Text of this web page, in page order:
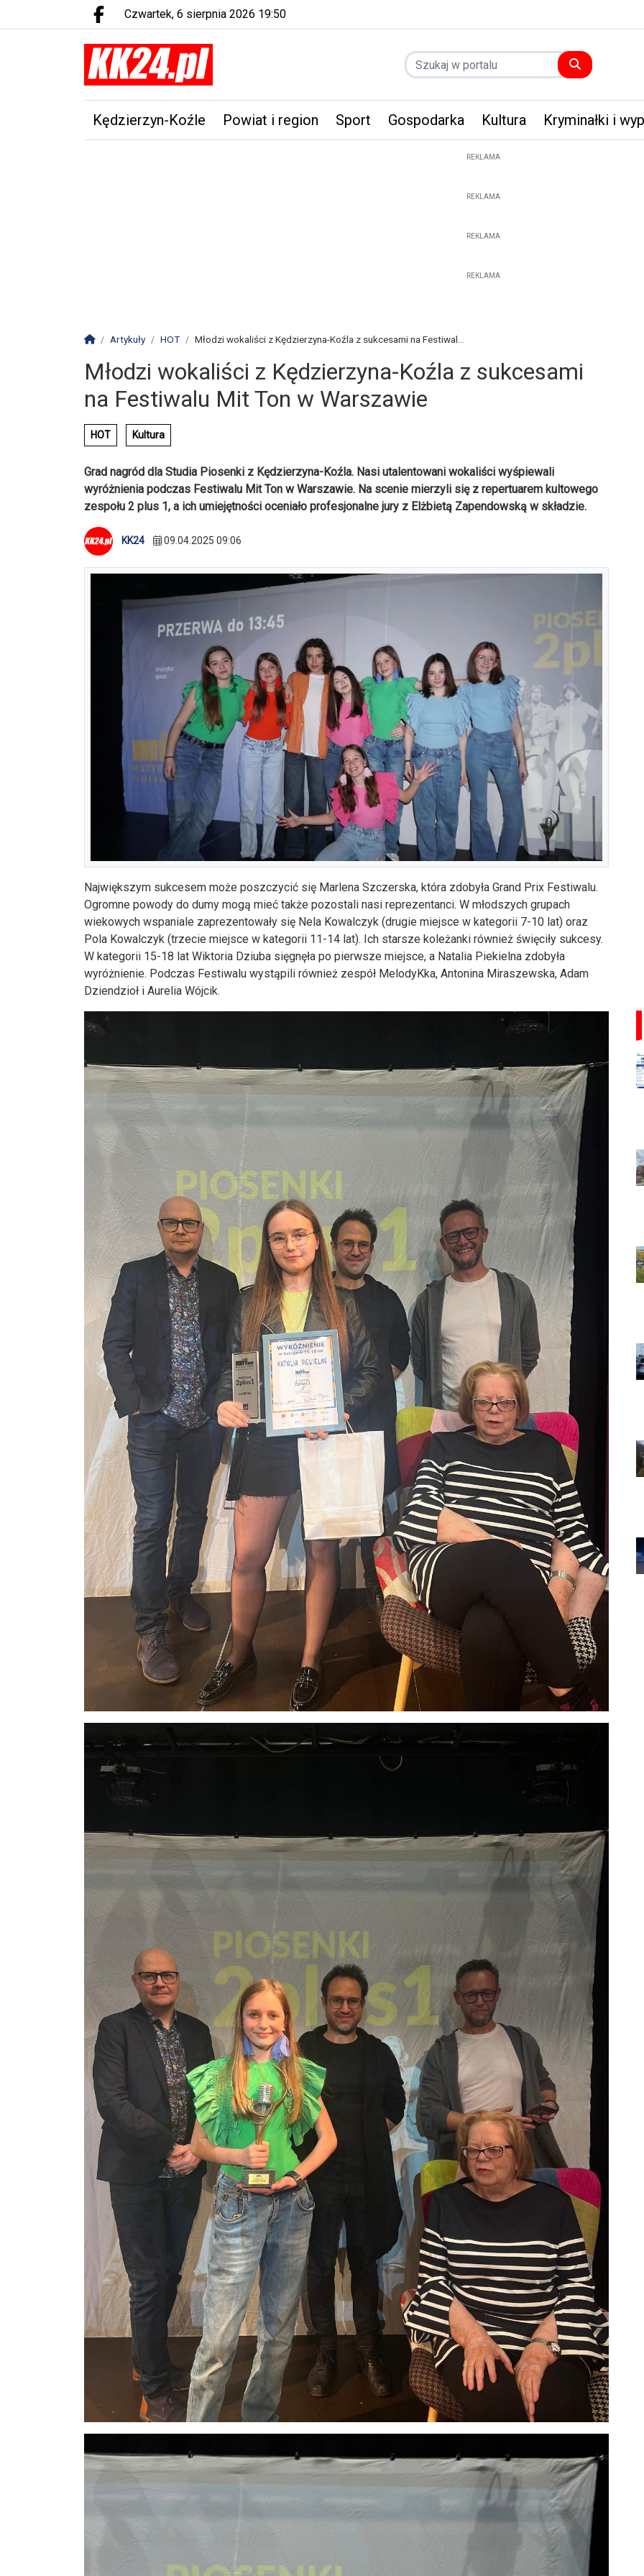
Facebook.com
czwartek, 6 sierpnia 2026 19:50
Kędzierzyn-Koźle Powiat i region Sport Gospodarka Kultura Kryminałki i
REKLAMA
REKLAMA
REKLAMA
REKLAMA
Strona główna
Artykuły HOT Młodzi wokaliści z Kędzierzyna-Koźla z sukcesami na Festiwal...
Młodzi wokaliści z Kędzierzyna-Koźla z sukcesami
na Festiwalu Mit Ton w Warszawie
HOT Kultura
Grad nagród dla Studia Piosenki z Kędzierzyna-Koźla. Nasi utalentowani wokaliści wyśpiewali
wyróżnienia podczas Festiwalu Mit Ton w Warszawie. Na scenie mierzyli się z repertuarem kultowego
zespołu 2 plus 1, a ich umiejętności oceniało profesjonalne jury z Elżbietą Zapendowską w składzie.
KK24 09.04.2025 09:06
Największym sukcesem może poszczycić się Marlena Szczerska, która zdobyła Grand Prix Festiwalu.
Ogromne powody do dumy mogą mieć także pozostali nasi reprezentanci. W młodszych grupach
wiekowych wspaniale zaprezentowały się Nela Kowalczyk (drugie miejsce w kategorii 7-10 lat) oraz
Pola Kowalczyk (trzecie miejsce w kategorii 11-14 lat). Ich starsze koleżanki również święciły sukcesy.
W kategorii 15-18 lat Wiktoria Dziuba sięgnęła po pierwsze miejsce, a Natalia Piekielna zdobyła
wyróżnienie. Podczas Festiwalu wystąpili również zespół MelodyKka, Antonina Miraszewska, Adam
Dziendzioł i Aurelia Wójcik.